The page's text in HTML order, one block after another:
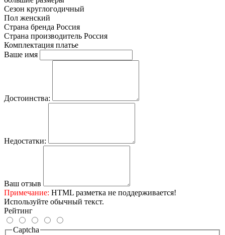
Сезон круглогодичный
Пол женский
Страна бренда Россия
Страна производитель Россия
Комплектация платье
Ваше имя
Достоинства:
Недостатки:
Ваш отзыв
Примечание: HTML разметка не поддерживается!
Используйте обычный текст.
Рейтинг
Captcha